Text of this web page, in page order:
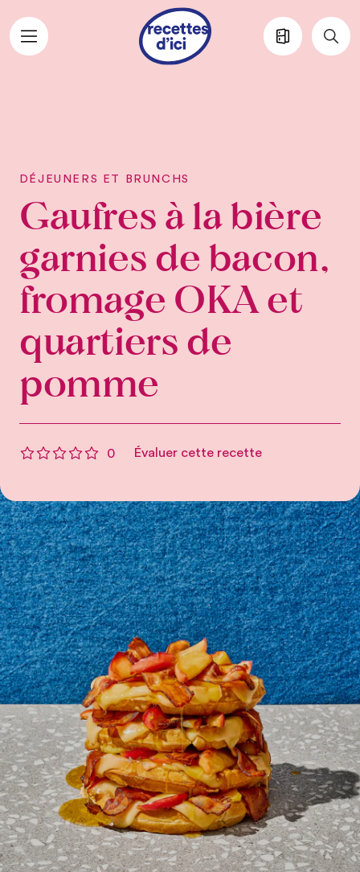
Aller au contenu principal
DÉJEUNERS ET BRUNCHS
Gaufres à la bière
garnies de bacon,
fromage OKA et
quartiers de
pomme
0 Évaluer cette recette